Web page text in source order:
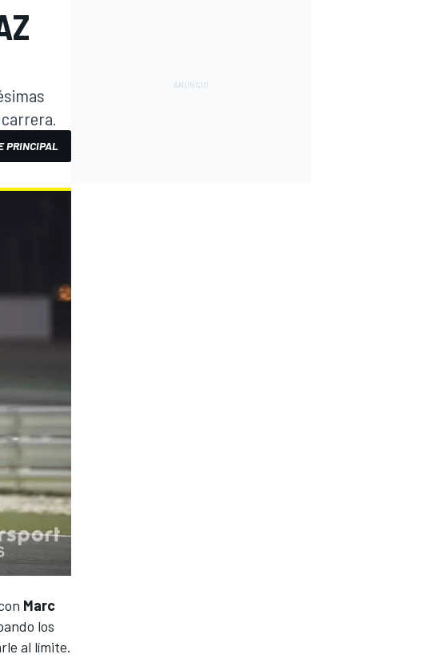
PRINCIPAL
Marc
los
al límite.